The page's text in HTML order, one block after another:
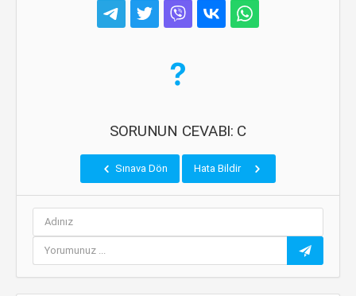
SORUNUN CEVABI: C
Sınava Dön Hata Bildir